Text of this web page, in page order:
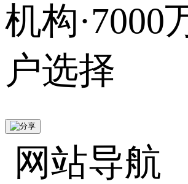
机构·7000
户选择
网站导航